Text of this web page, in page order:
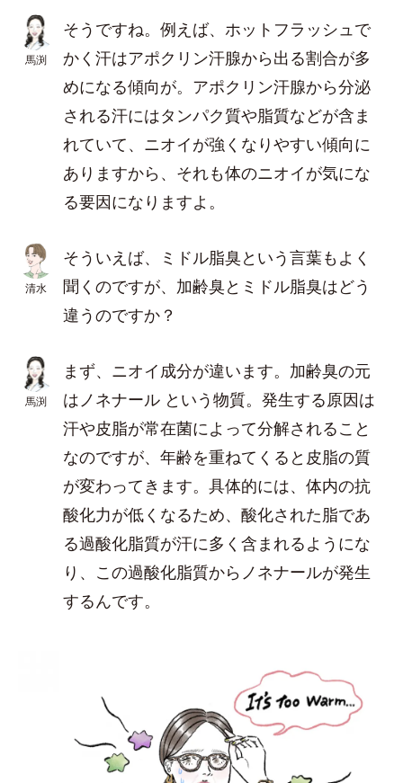
馬渕
そうですね。例えば、ホットフラッシュで
かく汗はアポクリン汗腺から出る割合が多
めになる傾向が。アポクリン汗腺から分泌
される汗にはタンパク質や脂質などが含ま
れていて、ニオイが強くなりやすい傾向に
ありますから、それも体のニオイが気にな
る要因になりますよ。
清水
そういえば、ミドル脂臭という言葉もよく
聞くのですが、加齢臭とミドル脂臭はどう
違うのですか？
馬渕
まず、ニオイ成分が違います。加齢臭の元
はノネナール という物質。発生する原因は
汗や皮脂が常在菌によって分解されること
なのですが、年齢を重ねてくると皮脂の質
が変わってきます。具体的には、体内の抗
酸化力が低くなるため、酸化された脂であ
る過酸化脂質が汗に多く含まれるようにな
り、この過酸化脂質からノネナールが発生
するんです。